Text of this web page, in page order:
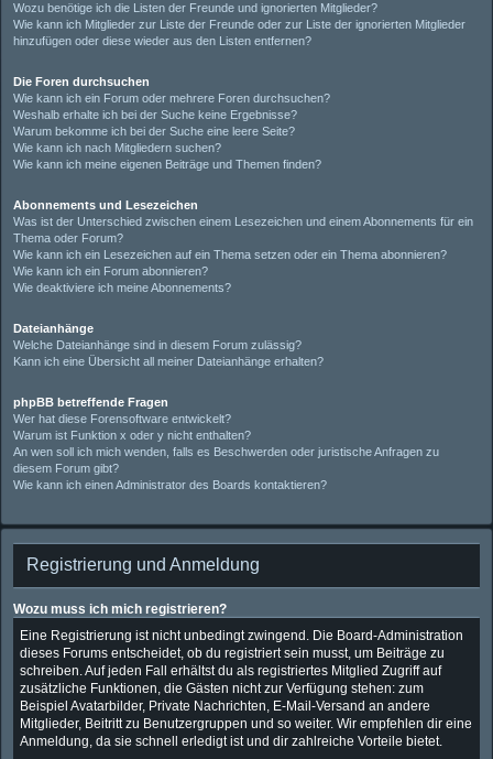
Wozu benötige ich die Listen der Freunde und ignorierten Mitglieder?
Wie kann ich Mitglieder zur Liste der Freunde oder zur Liste der ignorierten Mitglieder
hinzufügen oder diese wieder aus den Listen entfernen?
Die Foren durchsuchen
Wie kann ich ein Forum oder mehrere Foren durchsuchen?
Weshalb erhalte ich bei der Suche keine Ergebnisse?
Warum bekomme ich bei der Suche eine leere Seite?
Wie kann ich nach Mitgliedern suchen?
Wie kann ich meine eigenen Beiträge und Themen finden?
Abonnements und Lesezeichen
Was ist der Unterschied zwischen einem Lesezeichen und einem Abonnements für ein
Thema oder Forum?
Wie kann ich ein Lesezeichen auf ein Thema setzen oder ein Thema abonnieren?
Wie kann ich ein Forum abonnieren?
Wie deaktiviere ich meine Abonnements?
Dateianhänge
Welche Dateianhänge sind in diesem Forum zulässig?
Kann ich eine Übersicht all meiner Dateianhänge erhalten?
phpBB betreffende Fragen
Wer hat diese Forensoftware entwickelt?
Warum ist Funktion x oder y nicht enthalten?
An wen soll ich mich wenden, falls es Beschwerden oder juristische Anfragen zu
diesem Forum gibt?
Wie kann ich einen Administrator des Boards kontaktieren?
Registrierung und Anmeldung
Wozu muss ich mich registrieren?
Eine Registrierung ist nicht unbedingt zwingend. Die Board-Administration
dieses Forums entscheidet, ob du registriert sein musst, um Beiträge zu
schreiben. Auf jeden Fall erhältst du als registriertes Mitglied Zugriff auf
zusätzliche Funktionen, die Gästen nicht zur Verfügung stehen: zum
Beispiel Avatarbilder, Private Nachrichten, E-Mail-Versand an andere
Mitglieder, Beitritt zu Benutzergruppen und so weiter. Wir empfehlen dir eine
Anmeldung, da sie schnell erledigt ist und dir zahlreiche Vorteile bietet.